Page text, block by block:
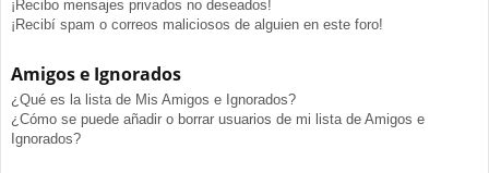
¡Recibo mensajes privados no deseados!
¡Recibí spam o correos maliciosos de alguien en este foro!
Amigos e Ignorados
¿Qué es la lista de Mis Amigos e Ignorados?
¿Cómo se puede añadir o borrar usuarios de mi lista de Amigos e
Ignorados?